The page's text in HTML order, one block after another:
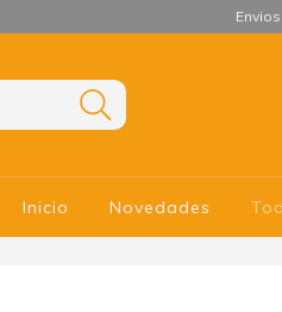
Inicio Novedades